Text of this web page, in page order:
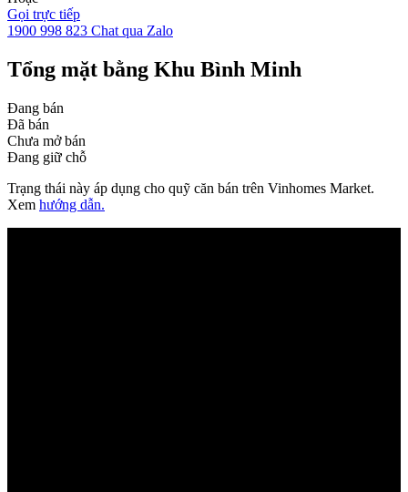
Gọi trực tiếp
1900 998 823 Chat qua Zalo
Tổng mặt bằng Khu Bình Minh
Đang bán
Đã bán
Chưa mở bán
Đang giữ chỗ
Trạng thái này áp dụng cho quỹ căn bán trên Vinhomes Market.
Xem hướng dẫn.